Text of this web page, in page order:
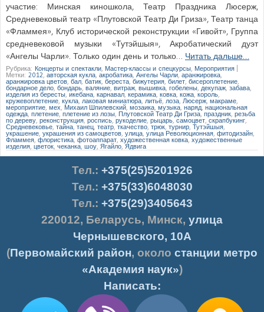
участие: Минская киношкола, Театр Праздника Люсерж,
Средневековый театр «Плутовской Театр Ди Гриза», Театр танца
«Фламмея», Клуб исторической реконструкции «Гивойт», Группа
средневековой музыки «Тутэйшыя», Акробатический дуэт
«Ангелы Чарли». Только один день и только… Читать дальше…
Рубрика: Концерты и спектакли Мастер-классы и спецкурсы Мероприятия
Метки: 2012 авторская кукла акробатика Ангелы Чарли,аранжировка
аранжировка цветов бал,батик береста бижутерия ,билет, бисероплетение
бондарное дело бондарь валяние ,витраж вышивка гобелены декупаж забава
изделия из бересты ,икебана карнавал, керамика ковка кожа король
кружевоплетение кукла лаковая миниатюра литьё лоза Люсерж макраме
мероприятие мех Михаил Шпилевский мозаика музыка наряд национальная
одежда плетение ,плетение из лозы Плутовской Театр Ди Гриза, праздник резьба
по дереву реконструкция роспись ,рукоделие рыцарь ,самоцвет ,скрапбукинг
Средневековье тайна ,танец театр ,ткачество ,трюк, турнир Тутэйшыя
украшение украшения из самоцветов улица улица Революционная фитодизайн
Фламмея флористика фотоаппарат художественная ковка художественные
изделия цветок чеканка шоу Ягайло ,Ядвига
Тел.: +375(25)5201926
Тел.: +375(33)6048030
Тел.: +375(29)3405643
220012, Беларусь, Минск, улица
Чернышевского, 10А
(Первомайский район, около станции метро
«Академия наук»)
Написать: